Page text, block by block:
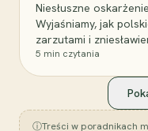
Niesłuszne
Wyjaśniamy, jak
zarzutami i
5 min czytania
ⓘTreści w poradnikach